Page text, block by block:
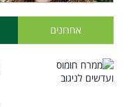
אחרונים